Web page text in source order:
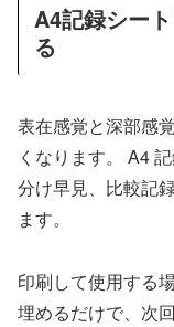
A4記録シー
る
表在感覚と深部感
くなります。 A4
分け早見、比較記
ます。
印刷して使用する
埋めるだけで、次